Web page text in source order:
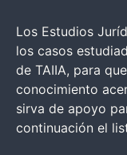
Los Estudios
los casos
de TAIIA, para
conocimiento
sirva de apoyo
continuación el